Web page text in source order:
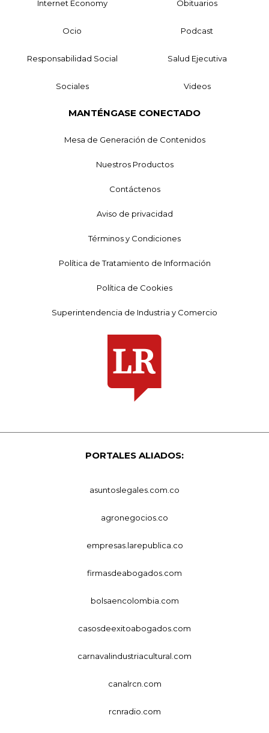
Internet Economy Obituarios
Ocio Podcast
Responsabilidad Social Salud Ejecutiva
Sociales Videos
MANTÉNGASE CONECTADO
Mesa de Generación de Contenidos
Nuestros Productos
Contáctenos
Aviso de privacidad
Términos y Condiciones
Política de Tratamiento de Información
Política de Cookies
Superintendencia de Industria y Comercio
PORTALES ALIADOS:
asuntoslegales.com.co
agronegocios.co
empresas.larepublica.co
firmasdeabogados.com
bolsaencolombia.com
casosdeexitoabogados.com
carnavalindustriacultural.com
canalrcn.com
rcnradio.com